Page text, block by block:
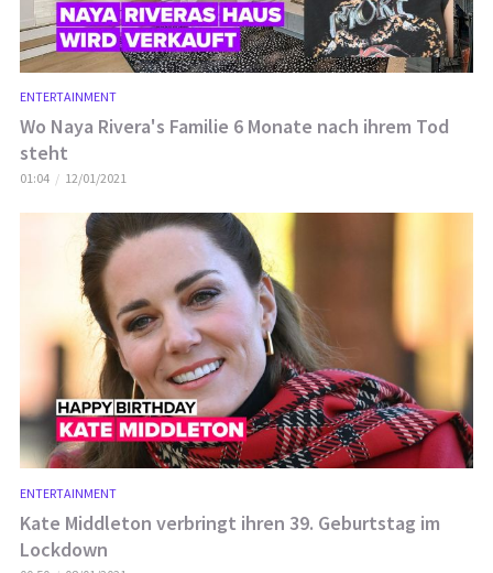
ENTERTAINMENT
Wo Naya Rivera's Familie 6 Monate nach ihrem Tod
steht
01:04 12/01/2021
ENTERTAINMENT
Kate Middleton verbringt ihren 39. Geburtstag im
Lockdown